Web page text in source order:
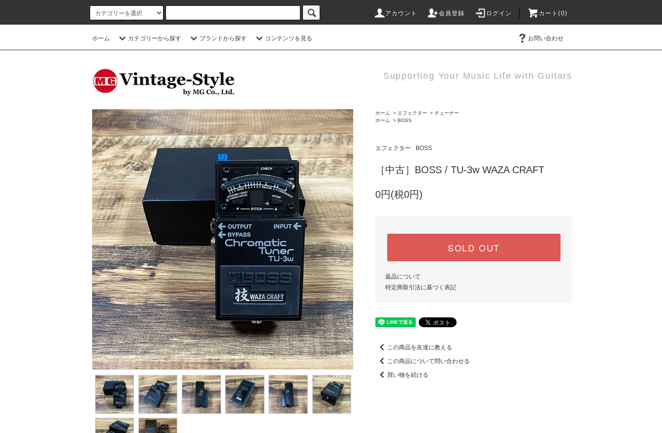
アカウント 会員登録 ログイン カート(0)
ホーム カテゴリーから探す ブランドから探す コンテンツを見る お問い合わせ
Supporting Your Music Life with Guitars
ホーム > エフェクター > チューナー
ホーム
> BOSS
エフェクター BOSS
［中古］BOSS / TU-3w WAZA CRAFT
0円(税0円)
SOLD OUT
返品について
特定商取引法に基づく表記
この商品を友達に教える
この商品について問い合わせる
買い物を続ける